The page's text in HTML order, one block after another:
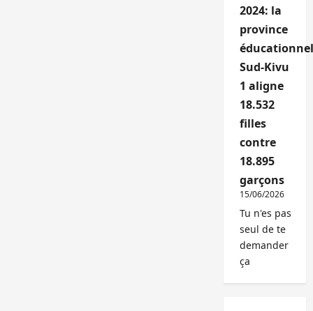
2024: la
province
Sud-Kivu
1 aligne
18.532
filles
contre
18.895
garçons
15/06/2026
Tu n'es pas
seul de te
demander
ça